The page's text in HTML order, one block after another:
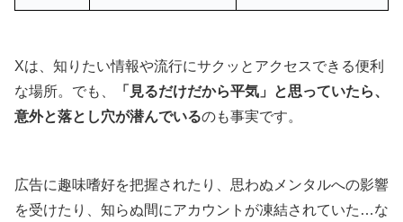
Xは、知りたい情報や流行にサクッとアクセスできる便利
な場所。でも、
「見るだけだから平気」と思っていたら、
意外と落とし穴が潜んでいるのも事実です。
広告に趣味嗜好を把握されたり、思わぬメンタルへの影響
を受けたり、知らぬ間にアカウントが凍結されていた…な